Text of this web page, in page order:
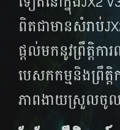
ពិតជាមានសំរាប់
ផ្តល់​មក​នូវ​ព្រឹត្តិ​កា
បេសកកម្ម​និង​ព្រឹត្
ភាព​ងាយ​​ស្រួល​ចូល​